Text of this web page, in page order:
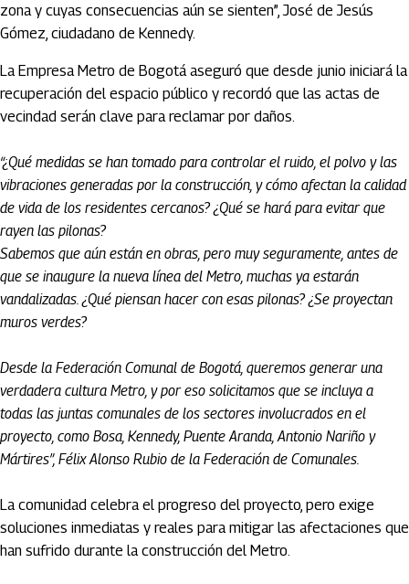
zona y cuyas consecuencias aún se sienten”, José de Jesús
Gómez, ciudadano de Kennedy.
La Empresa Metro de Bogotá aseguró que desde junio iniciará la
recuperación del espacio público y recordó que las actas de
vecindad serán clave para reclamar por daños.
“¿Qué medidas se han tomado para controlar el ruido, el polvo y las
vibraciones generadas por la construcción, y cómo afectan la calidad
de vida de los residentes cercanos? ¿Qué se hará para evitar que
rayen las pilonas?
Sabemos que aún están en obras, pero muy seguramente, antes de
que se inaugure la nueva línea del Metro, muchas ya estarán
vandalizadas. ¿Qué piensan hacer con esas pilonas? ¿Se proyectan
muros verdes?
Desde la Federación Comunal de Bogotá, queremos generar una
verdadera cultura Metro, y por eso solicitamos que se incluya a
todas las juntas comunales de los sectores involucrados en el
proyecto, como Bosa, Kennedy, Puente Aranda, Antonio Nariño y
Mártires”, Félix Alonso Rubio de la Federación de Comunales.
La comunidad celebra el progreso del proyecto, pero exige
soluciones inmediatas y reales para mitigar las afectaciones que
han sufrido durante la construcción del Metro.